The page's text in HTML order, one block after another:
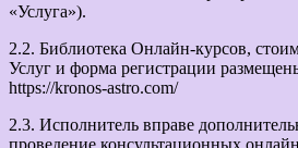
«Услуга»).
2.2. Библиотека Онлайн-курсов,
Услуг и форма регистрации
https://kronos-astro.com/
2.3. Исполнитель вправе
проведение консультационных